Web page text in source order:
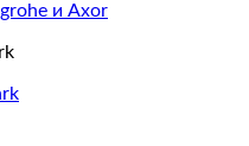
и Axor